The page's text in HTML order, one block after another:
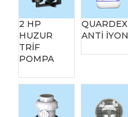
2 HP
HUZUR
TRİF
POMPA
QUARDEX
ANTİ İYON